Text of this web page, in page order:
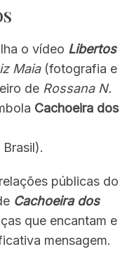
o vídeo Libertos
Maia(fotografia e
de Rossana N.
Cachoeira dos
Brasil).
públicas do
Cachoeira dos
que encantam e
mensagem.